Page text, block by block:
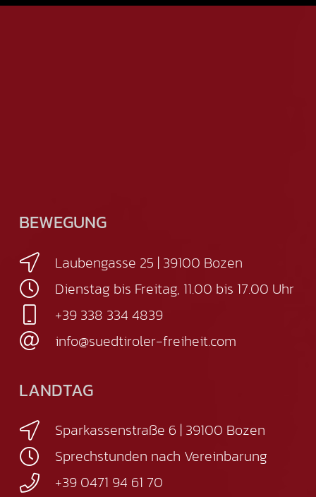
BEWEGUNG
Laubengasse 25 | 39100 Bozen
Dienstag bis Freitag, 11.00 bis 17.00 Uhr
+39 338 334 4839
info@suedtiroler-freiheit.com
LANDTAG
Sparkassenstraße 6 | 39100 Bozen
Sprechstunden nach Vereinbarung
+39 0471 94 61 70